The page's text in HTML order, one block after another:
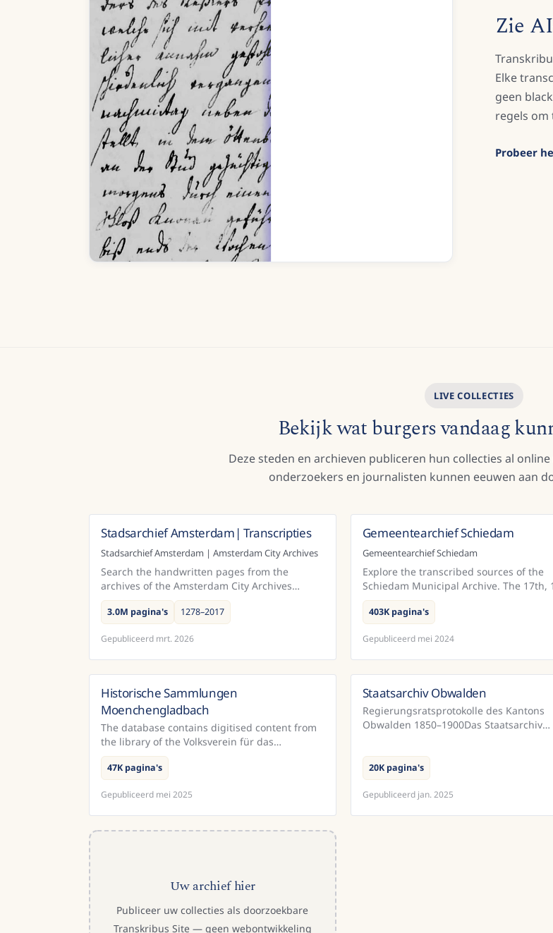
Zie
Elke
geen
LIVE COLLECTIES
Bekijk wat burgers vandaag
Deze steden en archieven publiceren hun collecties al
Nederland
Stadsarchief Amsterdam| Transcripties
Stadsarchief Amsterdam | Amsterdam City Archives
Search the handwritten pages from the
archives of the Amsterdam City Archives
directly.The ATR collection (Automated Text
Recognition; including Handwritten ...
3.0M pagina's 1278–2017
Gemeentearchief Schiedam
Gemeentearchief Schiedam
Explore the transcribed sources of the
Schiedam Municipal Archive. The 17th,
and 19th-century notarial deeds and
from the city government betwee...
403K pagina's
Historische Sammlungen
Moenchengladbach
The database contains digitised content from
the library of the Volksverein für das
katholische Deutschland, which is housed in
the Mönchengladbach City Libr...
47K pagina's
Staatsarchiv Obwalden
Obwalden ermöglicht auf dieser Seite
Volltextsuche in den
20K pagina's
Uw archief hier